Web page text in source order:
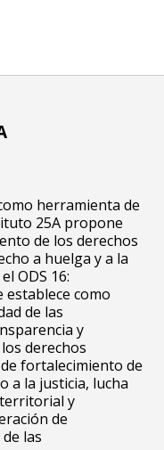
herramienta de
25A propone
de los derechos
a huelga y a la
ODS 16:
establece como
de las
y
derechos
fortalecimiento de
a la justicia, lucha
y
de
las